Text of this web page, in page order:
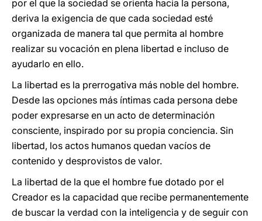
por el que la sociedad se orienta hacia la persona,
deriva la exigencia de que cada sociedad esté
organizada de manera tal que permita al hombre
realizar su vocación en plena libertad e incluso de
ayudarlo en ello.
La libertad es la prerrogativa más noble del hombre.
Desde las opciones más íntimas cada persona debe
poder expresarse en un acto de determinación
consciente, inspirado por su propia conciencia. Sin
libertad, los actos humanos quedan vacíos de
contenido y desprovistos de valor.
La libertad de la que el hombre fue dotado por el
Creador es la capacidad que recibe permanentemente
de buscar la verdad con la inteligencia y de seguir con